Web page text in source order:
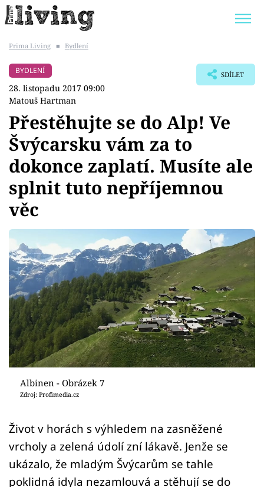
BYDLENÍ SLAVNÝCH
Témata
Bydlení
Zahrada
Sledujte prima+
Přihlášení
Sledujte nás
Prima Living ■ Bydlení
BYDLENÍ
28. listopadu 2017 09:00
Matouš Hartman
SDÍLET
Přestěhujte se do Alp! Ve
Švýcarsku vám za to
dokonce zaplatí. Musíte ale
splnit tuto nepříjemnou
věc
Albinen - Obrázek 7
Zdroj: Profimedia.cz
Život v horách s výhledem na zasněžené
vrcholy a zelená údolí zní lákavě. Jenže se
ukázalo, že mladým Švýcarům se tahle
poklidná idyla nezamlouvá a stěhují se do